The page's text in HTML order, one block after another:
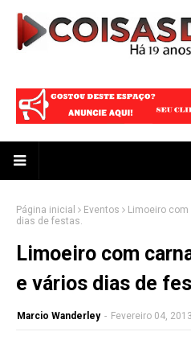
Página inicial Eventos
Limoeiro
dias de festas.
Limoeiro com
e vários dias de
Marcio Wanderley - Fevereiro 04, 2013